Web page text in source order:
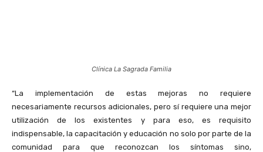
Clínica La Sagrada Familia
“La implementación de estas mejoras no requiere
necesariamente recursos adicionales, pero sí requiere una mejor
utilización de los existentes y para eso, es requisito
indispensable, la capacitación y educación no solo por parte de la
comunidad para que reconozcan los síntomas sino,